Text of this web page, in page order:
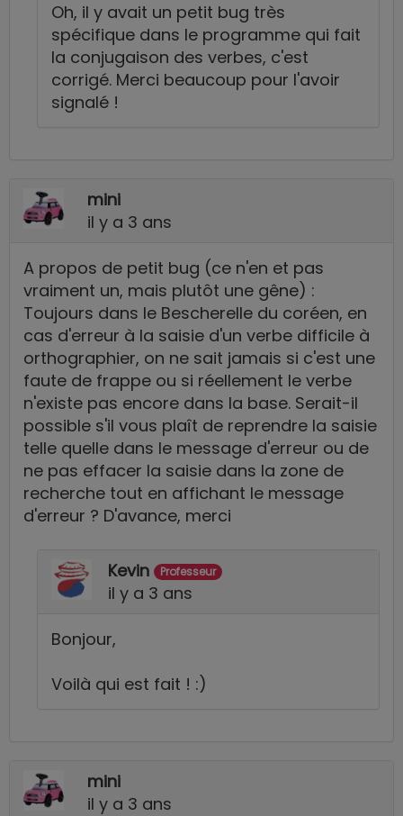
Oh, il y avait un petit bug très
spécifique dans le programme qui fait
la conjugaison des verbes, c'est
corrigé. Merci beaucoup pour l'avoir
signalé !
mini
il y a 3 ans
A propos de petit bug (ce n'en et pas
vraiment un, mais plutôt une gêne) :
Toujours dans le Bescherelle du coréen, en
cas d'erreur à la saisie d'un verbe difficile à
orthographier, on ne sait jamais si c'est une
faute de frappe ou si réellement le verbe
n'existe pas encore dans la base. Serait-il
possible s'il vous plaît de reprendre la saisie
telle quelle dans le message d'erreur ou de
ne pas effacer la saisie dans la zone de
recherche tout en affichant le message
d'erreur ? D'avance, merci
Kevin Professeur
il y a 3 ans
Bonjour,
Voilà qui est fait ! :)
mini
il y a 3 ans